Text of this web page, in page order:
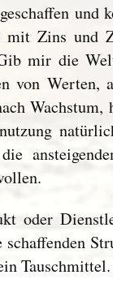
und
mit Zins und
mir die
von Werten,
oder
Tauschmittel.